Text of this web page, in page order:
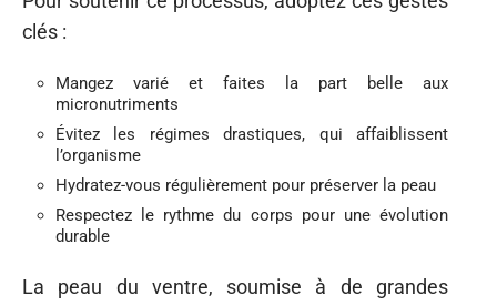
clés :
Mangez varié et faites la part belle aux
micronutriments
Évitez les régimes drastiques, qui affaiblissent
l’organisme
Hydratez-vous régulièrement pour préserver la peau
Respectez le rythme du corps pour une évolution
durable
La peau du ventre, soumise à de grandes